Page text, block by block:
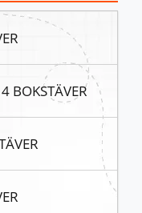
BOKSTÄVER